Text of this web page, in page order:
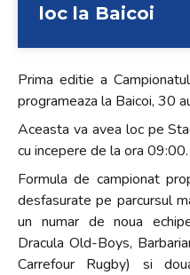
loc la Baicoi
Prima editie a
programeaza la Baicoi, 30
Aceasta va avea loc pe
cu incepere de la ora 09:00.
Formula de campionat
desfasurate pe parcursul
un numar de noua
Dracula Old-Boys,
Carrefour Rugby) si